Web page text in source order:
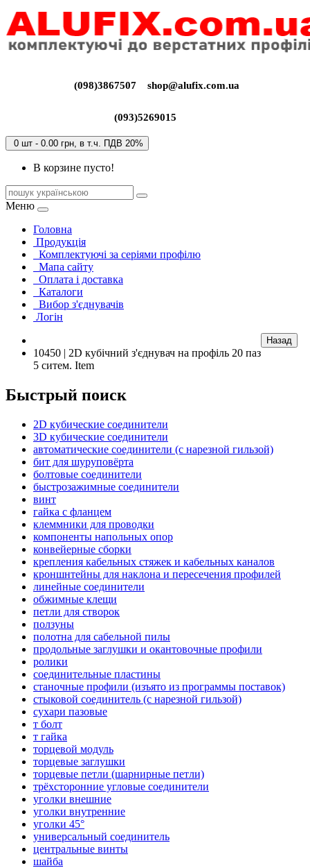
(098)3867507 shop@alufix.com.ua
(093)5269015
0 шт - 0.00 грн, в т.ч. ПДВ 20%
В корзине пусто!
Меню
Головна
Продукція
Комплектуючі за серіями профілю
Мапа сайту
Оплата і доставка
Каталоги
Вибор з'єднувачів
Логін
10450 | 2D кубічний з'єднувач на профіль 20 паз
5 ситем. Item
Быстрый поиск
2D кубические соединители
3D кубические соединители
автоматические соединители (с нарезной гильзой)
бит для шуруповёрта
болтовые соединители
быстрозажимные соединители
винт
гайка с фланцем
клеммники для проводки
компоненты напольных опор
конвейерные сборки
крепления кабельных стяжек и кабельных каналов
кроншнтейны для наклона и пересечения профилей
линейные соединители
обжимные клещи
петли для створок
ползуны
полотна для сабельной пилы
продольные заглушки и окантовочные профили
ролики
соединительные пластины
станочные профили (изъято из программы поставок)
стыковой соединитель (с нарезной гильзой)
сухари пазовые
т болт
т гайка
торцевой модуль
торцевые заглушки
торцевые петли (шарнирные петли)
трёхсторонние угловые соединители
уголки внешние
уголки внутренние
уголки 45°
универсальный соединитель
центральные винты
шайба